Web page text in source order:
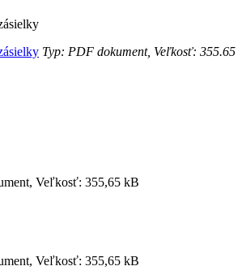
Typ: PDF dokument, Veľkosť: 355.65
Veľkosť: 355,65 kB
Veľkosť: 355,65 kB